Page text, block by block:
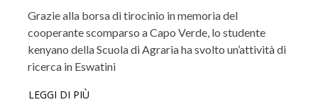
Grazie alla borsa di tirocinio in memoria del
cooperante scomparso a Capo Verde, lo studente
kenyano della Scuola di Agraria ha svolto un’attività di
ricerca in Eswatini
LEGGI DI PIÙ